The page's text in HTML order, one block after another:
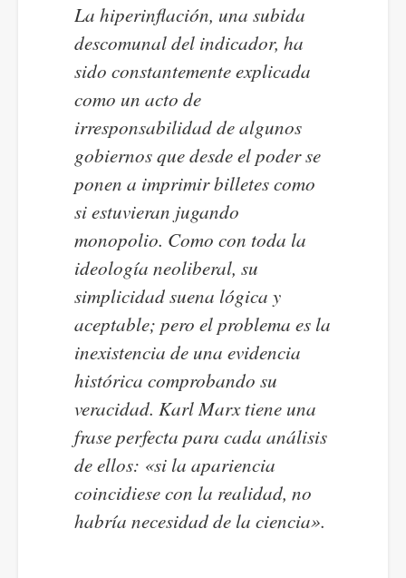
La hiperinflación, una subida
descomunal del indicador, ha
sido constantemente explicada
como un acto de
irresponsabilidad de algunos
gobiernos que desde el poder se
ponen a imprimir billetes como
si estuvieran jugando
monopolio. Como con toda la
ideología neoliberal, su
simplicidad suena lógica y
aceptable; pero el problema es la
inexistencia de una evidencia
histórica comprobando su
veracidad. Karl Marx tiene una
frase perfecta para cada análisis
de ellos: «si la apariencia
coincidiese con la realidad, no
habría necesidad de la ciencia».